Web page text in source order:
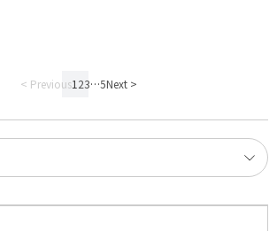
< Previous1 23…5Next >